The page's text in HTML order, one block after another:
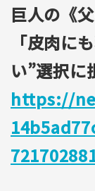
巨人の《
「皮肉に
い”選択に
https://